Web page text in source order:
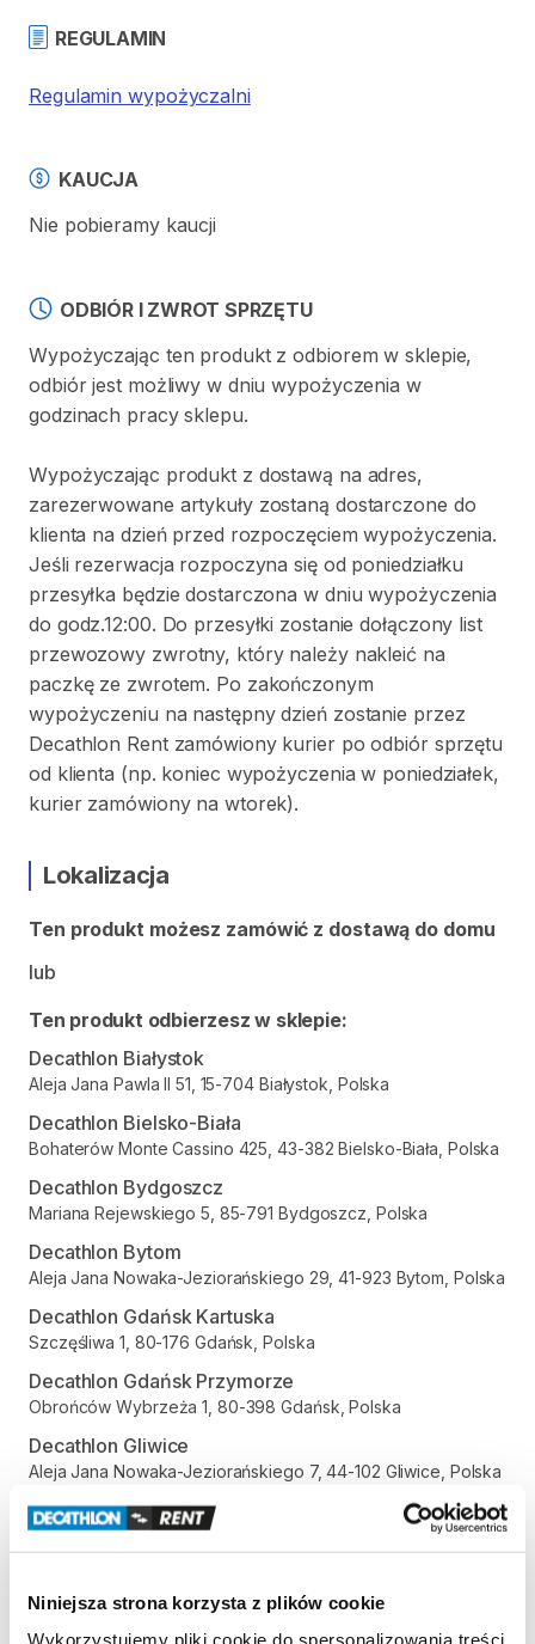
Niniejsza strona korzysta z plików cookie
Wykorzystujemy pliki cookie do spersonalizowania treści
REGULAMIN
Regulamin wypożyczalni
KAUCJA
Nie pobieramy kaucji
ODBIÓR I ZWROT SPRZĘTU
Wypożyczając ten produkt z odbiorem w sklepie,
odbiór jest możliwy w dniu wypożyczenia w
godzinach pracy sklepu.
Wypożyczając produkt z dostawą na adres,
zarezerwowane artykuły zostaną dostarczone do
klienta na dzień przed rozpoczęciem wypożyczenia.
Jeśli rezerwacja rozpoczyna się od poniedziałku
przesyłka będzie dostarczona w dniu wypożyczenia
do godz.12:00. Do przesyłki zostanie dołączony list
przewozowy zwrotny, który należy nakleić na
paczkę ze zwrotem. Po zakończonym
wypożyczeniu na następny dzień zostanie przez
Decathlon Rent zamówiony kurier po odbiór sprzętu
od klienta (np. koniec wypożyczenia w poniedziałek,
kurier zamówiony na wtorek).
Lokalizacja
Ten produkt możesz zamówić z dostawą do domu
lub
Ten produkt odbierzesz w sklepie:
Decathlon Białystok
Aleja Jana Pawla II 51, 15-704 Białystok, Polska
Decathlon Bielsko-Biała
Bohaterów Monte Cassino 425, 43-382 Bielsko-Biała, Polska
Decathlon Bydgoszcz
Mariana Rejewskiego 5, 85-791 Bydgoszcz, Polska
Decathlon Bytom
Aleja Jana Nowaka-Jeziorańskiego 29, 41-923 Bytom, Polska
Decathlon Gdańsk Kartuska
Szczęśliwa 1, 80-176 Gdańsk, Polska
Decathlon Gdańsk Przymorze
Obrońców Wybrzeża 1, 80-398 Gdańsk, Polska
Decathlon Gliwice
Aleja Jana Nowaka-Jeziorańskiego 7, 44-102 Gliwice, Polska
Decathlon Gniezno
Gdańska 112, 62-200 Gniezno, Polska
aleja Niepodległości 35, 88-100 Inowrocław, Polska
Decathlon Jelenia Góra